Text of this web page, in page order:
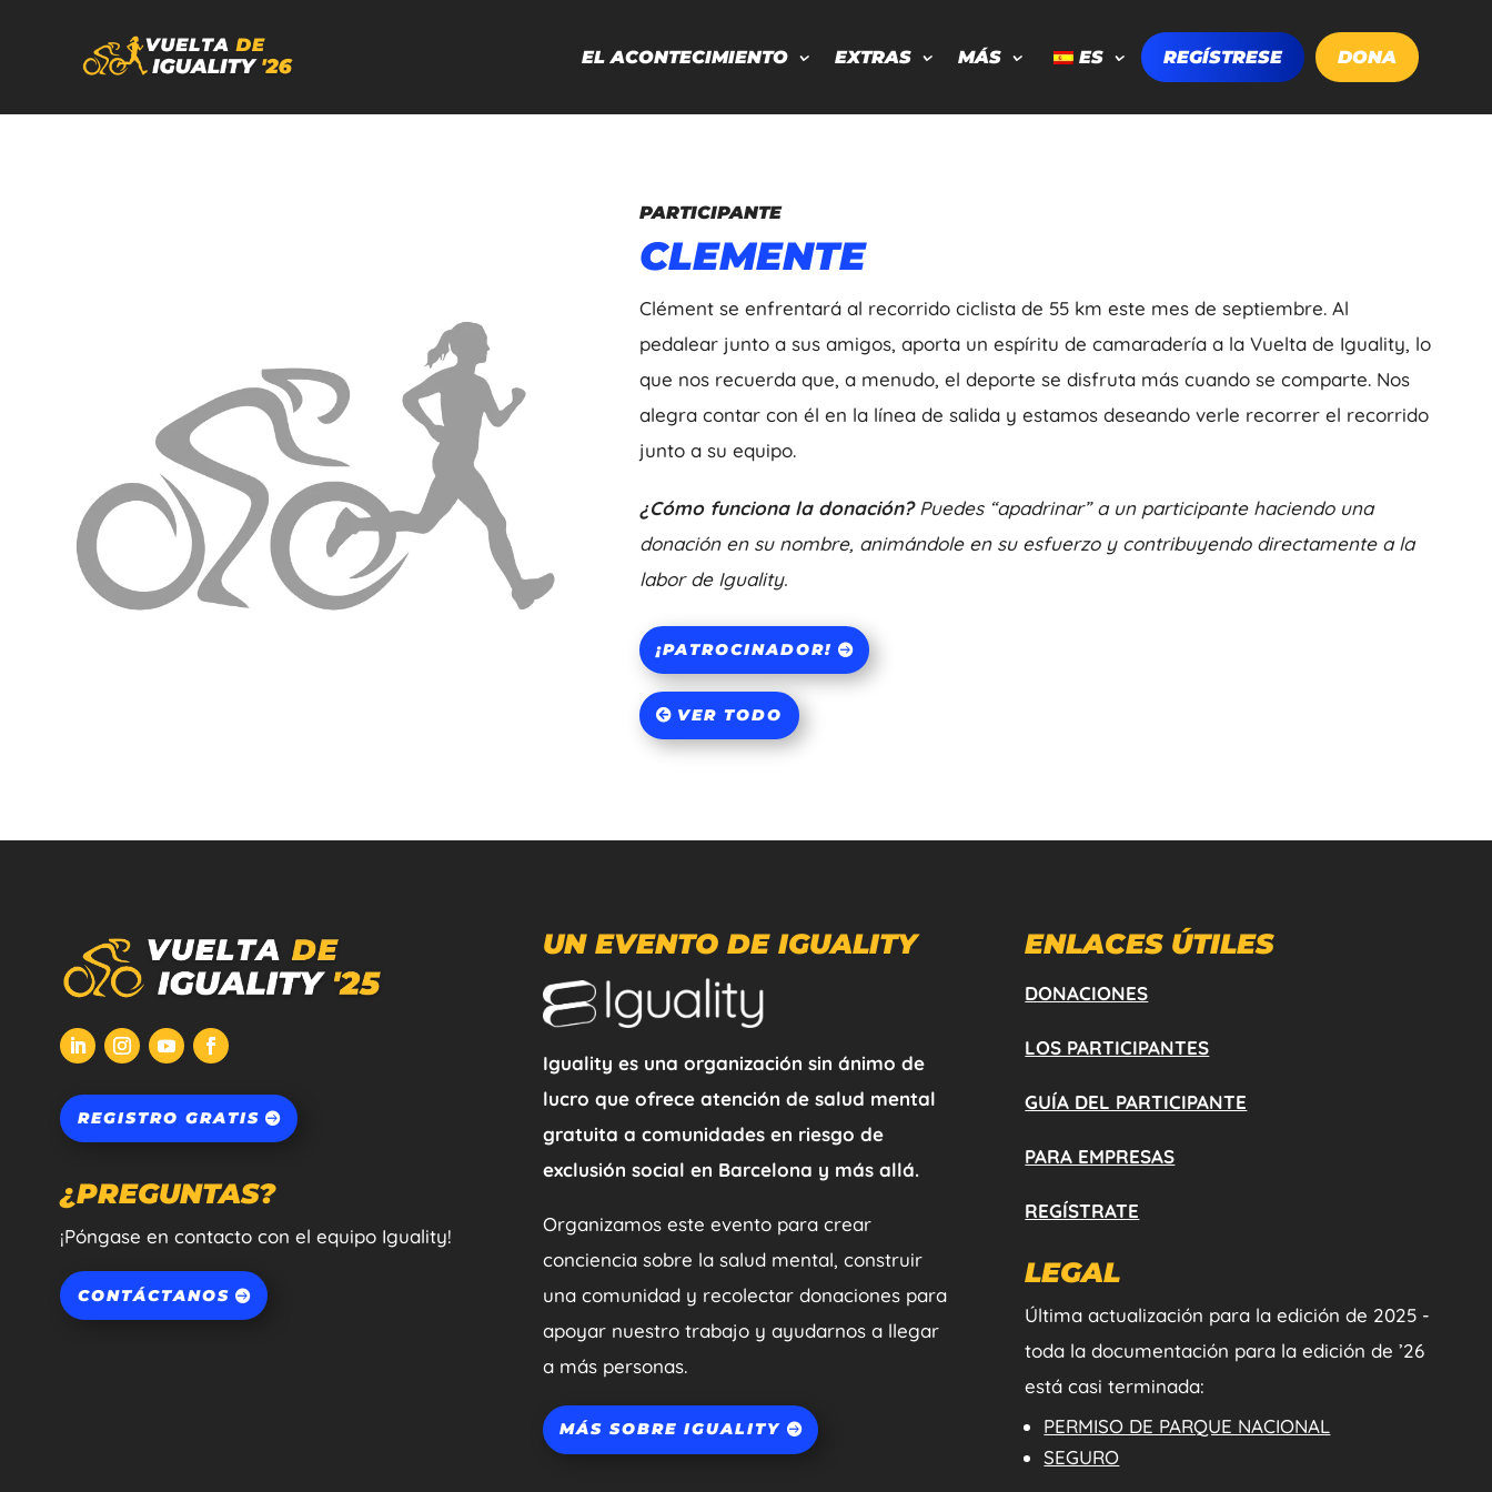
EL ACONTECIMIENTO EXTRAS MÁS ES REGÍSTRESE DONA
PARTICIPANTE
CLEMENTE
Clément se enfrentará al recorrido ciclista de 55 km este mes de septiembre. Al
pedalear junto a sus amigos, aporta un espíritu de camaradería a la Vuelta de Iguality, lo
que nos recuerda que, a menudo, el deporte se disfruta más cuando se comparte. Nos
alegra contar con él en la línea de salida y estamos deseando verle recorrer el recorrido
junto a su equipo.
¿Cómo funciona la donación?Puedes “apadrinar” a un participante haciendo una
donación en su nombre, animándole en su esfuerzo y contribuyendo directamente a la
labor de Iguality.
¡PATROCINADOR!
VER TODO
REGISTRO GRATIS
¿PREGUNTAS?
¡Póngase en contacto con el equipo Iguality!
CONTÁCTANOS
UN EVENTO DE IGUALITY
Iguality es una organización sin ánimo de
lucro que ofrece atención de salud mental
gratuita a comunidades en riesgo de
exclusión social en Barcelona y más allá.
Organizamos este evento para crear
conciencia sobre la salud mental, construir
una comunidad y recolectar donaciones para
apoyar nuestro trabajo y ayudarnos a llegar
a más personas.
MÁS SOBRE IGUALITY
ENLACES ÚTILES
DONACIONES
LOS PARTICIPANTES
GUÍA DEL PARTICIPANTE
PARA EMPRESAS
REGÍSTRATE
LEGAL
Última actualización para la edición de 2025 -
toda la documentación para la edición de ’26
está casi terminada:
PERMISO DE PARQUE NACIONAL
SEGURO